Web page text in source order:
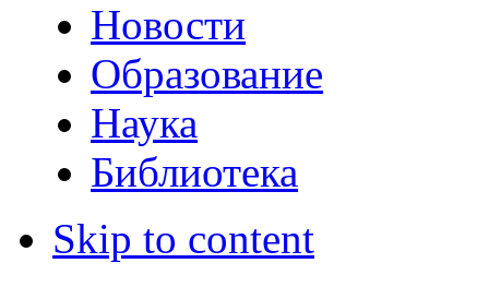
Новости
Образование
Наука
Библиотека
Skip to content